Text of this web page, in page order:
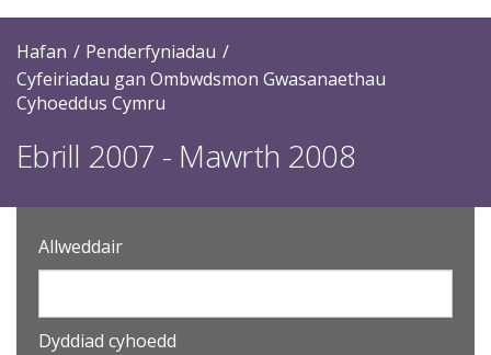
Hafan
Penderfyniadau
Cyfeiriadau gan Ombwdsmon Gwasanaethau
Cyhoeddus Cymru
Ebrill 2007 - Mawrth 2008
Allweddair
Dyddiad cyhoedd